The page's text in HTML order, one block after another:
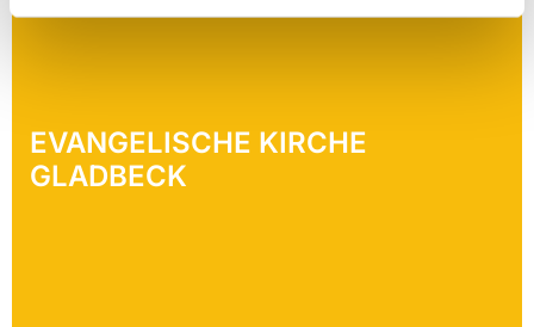
EVANGELISCHE KIRCHE
GLADBECK